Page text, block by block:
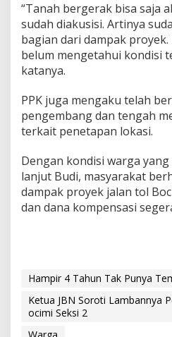
“Tanah bergerak bisa saja
sudah diakusisi. Artinya
bagian dari dampak
belum mengetahui kondisi
katanya.
PPK juga mengaku telah
pengembang dan tengah
terkait penetapan lokasi.
Dengan kondisi warga
lanjut Budi, masyarakat
dampak proyek jalan tol
dan dana kompensasi
Hampir 4 Tahun Tak Punya
Ketua JBN Soroti Lambannya
ocimi Seksi 2